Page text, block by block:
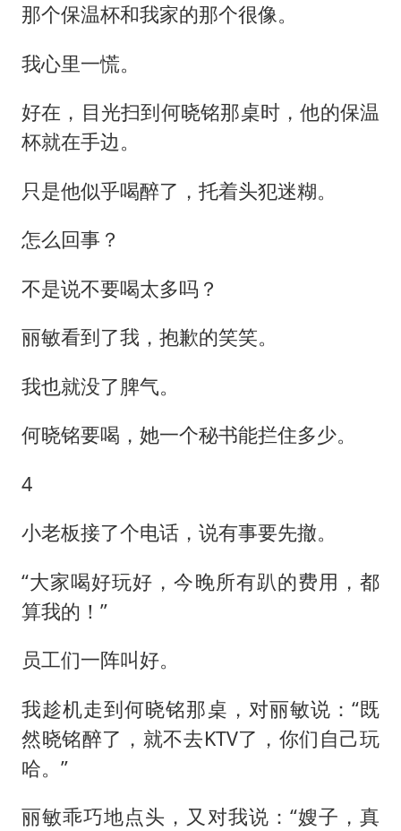
那个保温杯和我家的那个很像。
我心里一慌。
好在，目光扫到何晓铭那桌时，他的保温
杯就在手边。
只是他似乎喝醉了，托着头犯迷糊。
怎么回事？
不是说不要喝太多吗？
丽敏看到了我，抱歉的笑笑。
我也就没了脾气。
何晓铭要喝，她一个秘书能拦住多少。
4
小老板接了个电话，说有事要先撤。
“大家喝好玩好，今晚所有趴的费用，都
算我的！”
员工们一阵叫好。
我趁机走到何晓铭那桌，对丽敏说：“既
然晓铭醉了，就不去KTV了，你们自己玩
哈。”
丽敏乖巧地点头，又对我说：“嫂子，真